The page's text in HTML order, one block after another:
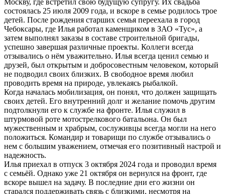
Москву, где встретил свою будущую супругу. Их свадьба
состоялась 25 июля 2009 года, и вскоре в семье родилось трое
детей. После рождения старших семья переехала в город
Чебоксары, где Илья работал каменщиком в ЗАО «Тус», а
затем выполнял заказы в составе строительной бригады,
успешно завершая различные проекты. Коллеги всегда
отзывались о нём уважительно. Илья всегда ценил семью и
друзей, был открытым и добросовестным человеком, который
не подводил своих близких. В свободное время любил
проводить время на природе, увлекаясь рыбалкой.
Когда началась мобилизация, он понял, что должен защищать
своих детей. Его внутренний долг и желание помочь другим
подтолкнули его к службе на фронте. Илья служил в
штурмовой роте мотострелкового батальона. Он был
мужественным и храбрым, сослуживцы всегда могли на него
положиться. Командир и товарищи по службе отзывались о
нем с большим уважением, отмечая его позитивный настрой и
надежность.
Илья приехал в отпуск 3 октября 2024 года и проводил время
с семьёй. Однако уже 21 октября он вернулся на фронт, где
вскоре вышел на задачу. В последние дни его жизни он
старался поддерживать связь с близкими, несмотря на